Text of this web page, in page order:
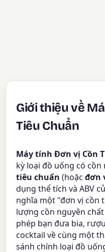
Giới thiệu về
Tiêu Chuẩn
Máy tính Đơn vị Cồn
kỳ loại đồ uống có
tiêu chuẩn (hoặcđơn
dụng thể tích và ABV
nghĩa một "đơn vị cồn
lượng cồn nguyên
phép bạn đưa bia,
cocktail về cùng một
sánh chính loại đồ